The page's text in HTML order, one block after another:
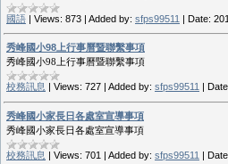
國語 | Views: 873 | Added by: sfps99511 | Date:
秀峰國小98上行事曆暨聯繫事項
秀峰國小98上行事曆暨聯繫事項
校務訊息 | Views: 727 | Added by: sfps99511 |
秀峰國小家長日各處室宣導事項
秀峰國小家長日各處室宣導事項
校務訊息 | Views: 701 | Added by: sfps99511 |